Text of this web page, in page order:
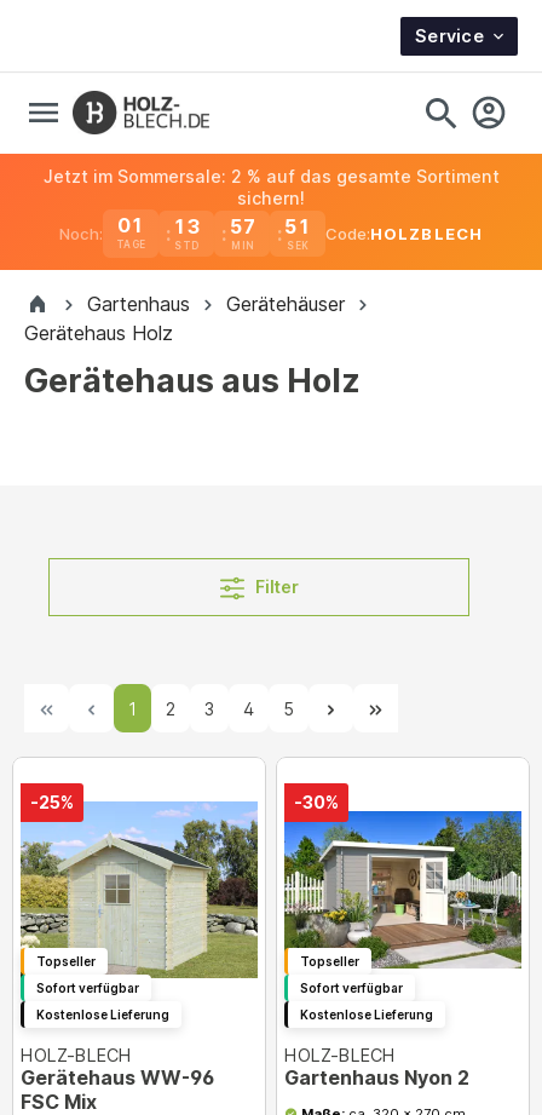
Service
Noch: 01
TAGE
13 57 50
Jetzt im Sommersale: 2 % auf das gesamte Sortiment
sichern!
Code:HOLZBLECH
Gartenhaus
Gerätehäuser
Gerätehaus Holz
Gerätehaus aus Holz
Filter
1 2 3 4 5
-25%
Topseller
Sofort verfügbar
Kostenlose Lieferung
HOLZ-BLECH
Gerätehaus WW-96
FSC Mix
-30%
Topseller
Sofort verfügbar
Kostenlose Lieferung
HOLZ-BLECH
Gartenhaus Nyon 2